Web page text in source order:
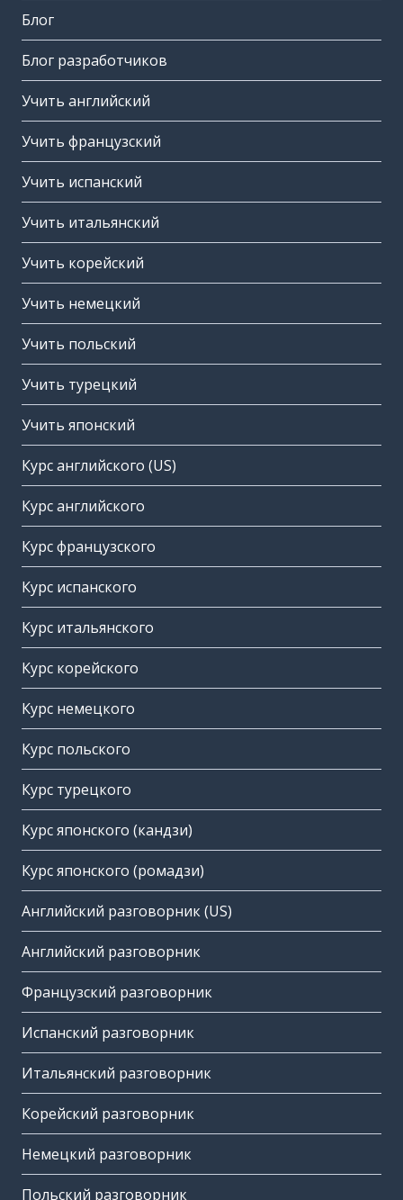
Блог
Блог разработчиков
Учить английский
Учить французский
Учить испанский
Учить итальянский
Учить корейский
Учить немецкий
Учить польский
Учить турецкий
Учить японский
Курс английского (US)
Курс английского
Курс французского
Курс испанского
Курс итальянского
Курс корейского
Курс немецкого
Курс польского
Курс турецкого
Курс японского (кандзи)
Курс японского (ромадзи)
Английский разговорник (US)
Английский разговорник
Французский разговорник
Испанский разговорник
Итальянский разговорник
Корейский разговорник
Немецкий разговорник
Польский разговорник